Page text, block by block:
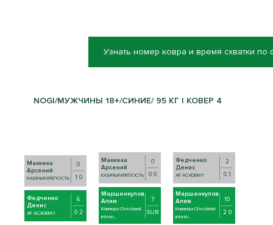
Узнать номер ковра и время схватки по
NOGI/МУЖЧИНЫ 18+/СИНИЕ/ 95 КГ | КОВЕР 4
Маккека
Арсений
КАЗАЧЬЯ КРЕПОСТЬ
0
1 0
Федченко
Денис
AF ACADEMY
6
0 2
Маккека
Арсений
КАЗАЧЬЯ КРЕПОСТЬ
0
0 0
Маршенкулов
Алим
Команда Checkmat
intern...
7
SUB
Федченко
Денис
AF ACADEMY
2
0 1
Маршенкулов
Алим
Команда Checkmat
intern...
10
2 0